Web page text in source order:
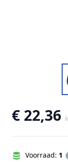
€ 22,36
Voorraad: 1